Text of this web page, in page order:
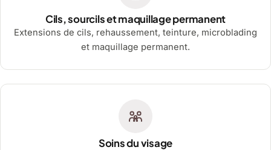
Cils, sourcils et maquillage permanent
Extensions de cils, rehaussement, teinture, microblading
et maquillage permanent.
Soins du visage